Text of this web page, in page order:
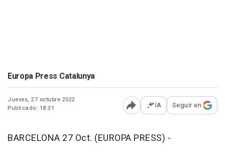
Europa Press Catalunya
Jueves, 27 octubre 2022
Publicado: 18:31
Abrir opciones para
IA Seguir en
BARCELONA 27 Oct. (EUROPA PRESS) -